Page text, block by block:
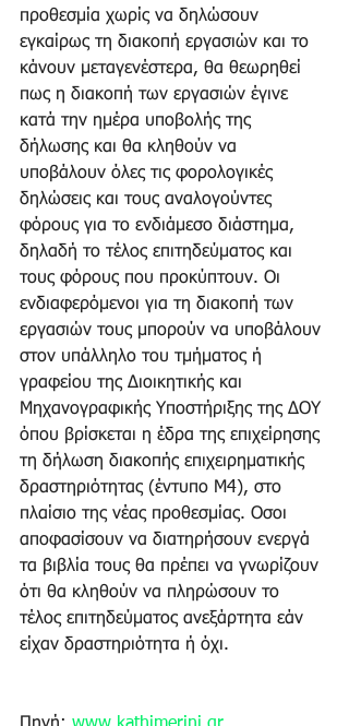
προθεσμία χωρίς να δηλώσουν
εγκαίρως τη διακοπή εργασιών και το
κάνουν μεταγενέστερα, θα θεωρηθεί
πως η διακοπή των εργασιών έγινε
κατά την ημέρα υποβολής της
δήλωσης και θα κληθούν να
υποβάλουν όλες τις φορολογικές
δηλώσεις και τους αναλογούντες
φόρους για το ενδιάμεσο διάστημα,
δηλαδή το τέλος επιτηδεύματος και
τους φόρους που προκύπτουν. Οι
ενδιαφερόμενοι για τη διακοπή των
εργασιών τους μπορούν να υποβάλουν
στον υπάλληλο του τμήματος ή
γραφείου της Διοικητικής και
Μηχανογραφικής Υποστήριξης της ΔΟΥ
όπου βρίσκεται η έδρα της επιχείρησης
τη δήλωση διακοπής επιχειρηματικής
δραστηριότητας (έντυπο Μ4), στο
πλαίσιο της νέας προθεσμίας. Οσοι
αποφασίσουν να διατηρήσουν ενεργά
τα βιβλία τους θα πρέπει να γνωρίζουν
ότι θα κληθούν να πληρώσουν το
τέλος επιτηδεύματος ανεξάρτητα εάν
είχαν δραστηριότητα ή όχι.